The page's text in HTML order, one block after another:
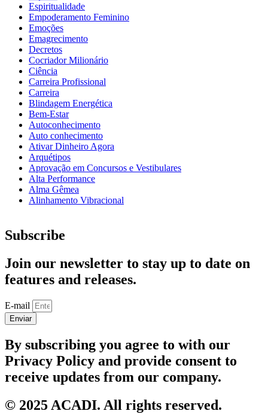
Espiritualidade
Empoderamento Feminino
Emoções
Emagrecimento
Decretos
Cocriador Milionário
Ciência
Carreira Profissional
Carreira
Blindagem Energética
Bem-Estar
Autoconhecimento
Auto conhecimento
Ativar Dinheiro Agora
Arquétipos
Aprovação em Concursos e Vestibulares
Alta Performance
Alma Gêmea
Alinhamento Vibracional
Subscribe
Join our newsletter to stay up to date on
features and releases.
E-mail
Enviar
By subscribing you agree to with our
Privacy Policy and provide consent to
receive updates from our company.
© 2025 ACADI. All rights reserved.